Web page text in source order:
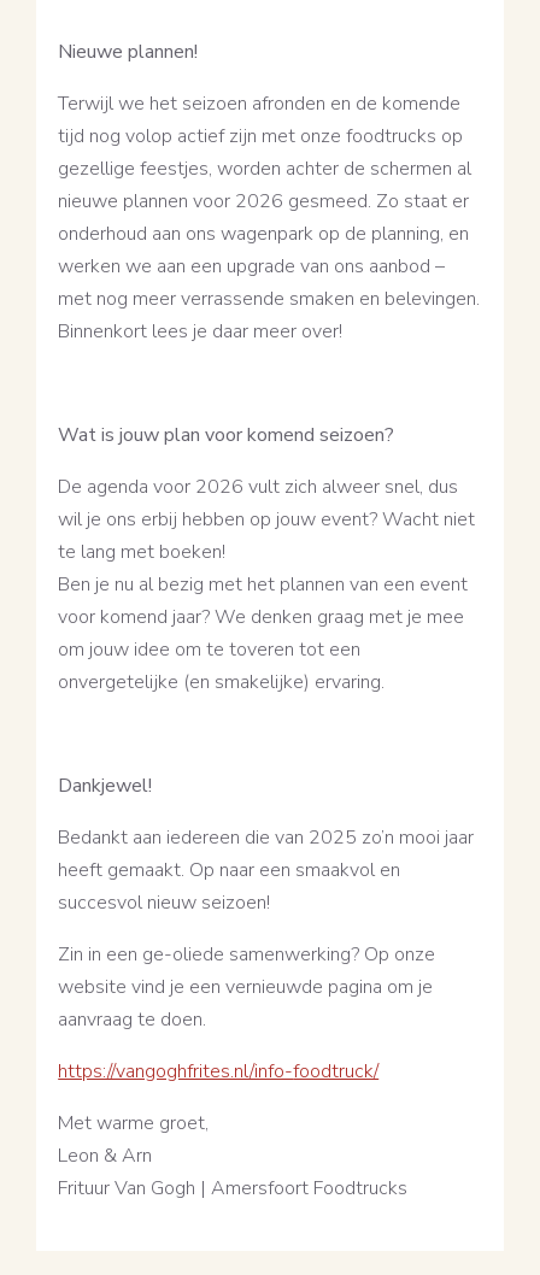
Nieuwe plannen!
Terwijl we het seizoen afronden en de komende
tijd nog volop actief zijn met onze foodtrucks op
gezellige feestjes, worden achter de schermen al
nieuwe plannen voor 2026 gesmeed. Zo staat er
onderhoud aan ons wagenpark op de planning, en
werken we aan een upgrade van ons aanbod –
met nog meer verrassende smaken en belevingen.
Binnenkort lees je daar meer over!
Wat is jouw plan voor komend seizoen?
De agenda voor 2026 vult zich alweer snel, dus
wil je ons erbij hebben op jouw event? Wacht niet
te lang met boeken!
Ben je nu al bezig met het plannen van een event
voor komend jaar? We denken graag met je mee
om jouw idee om te toveren tot een
onvergetelijke (en smakelijke) ervaring.
Dankjewel!
Bedankt aan iedereen die van 2025 zo’n mooi jaar
heeft gemaakt. Op naar een smaakvol en
succesvol nieuw seizoen!
Zin in een ge-oliede samenwerking? Op onze
website vind je een vernieuwde pagina om je
aanvraag te doen.
https://vangoghfrites.nl/info-foodtruck/
Met warme groet,
Leon & Arn
Frituur Van Gogh | Amersfoort Foodtrucks